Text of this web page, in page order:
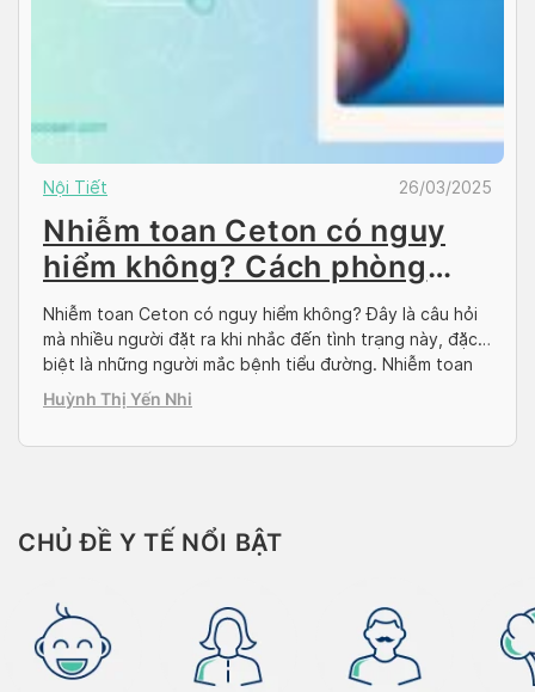
Nội Tiết 26/03/2025
Nhiễm toan Ceton có nguy
hiểm không? Cách phòng
ngừa toan Ceton
Nhiễm toan Ceton có nguy hiểm không? Đây là câu hỏi
mà nhiều người đặt ra khi nhắc đến tình trạng này, đặc
biệt là những người mắc bệnh tiểu đường. Nhiễm toan
Ceton là một biến chứng nghiêm trọng của tiểu đường,
có thể dẫn đến những hậu quả nguy hiểm nếu không
Huỳnh Thị Yến Nhi
CHỦ ĐỀ Y TẾ NỔI BẬT